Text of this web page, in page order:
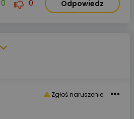
0 0 Odpowiedz
Zgłoś naruszenie